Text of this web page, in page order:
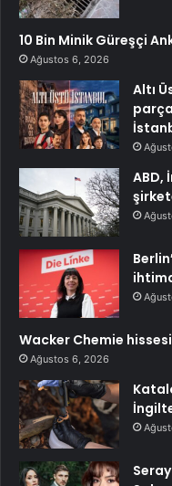
10 Bin Minik Güreşçi
Ağustos 6, 2026
Altı
ABD,
Wacker Chemie
Ağustos 6, 2026